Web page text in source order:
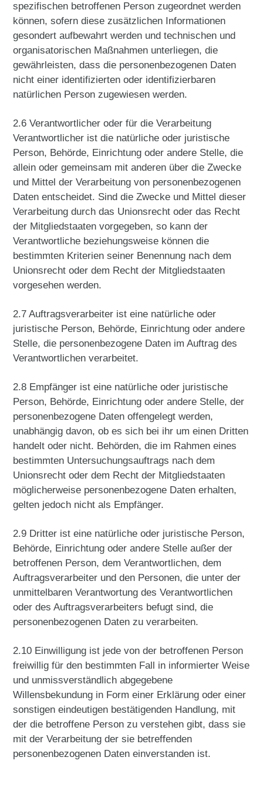
spezifischen betroffenen Person zugeordnet werden
können, sofern diese zusätzlichen Informationen
gesondert aufbewahrt werden und technischen und
organisatorischen Maßnahmen unterliegen, die
gewährleisten, dass die personenbezogenen Daten
nicht einer identifizierten oder identifizierbaren
natürlichen Person zugewiesen werden.
2.6 Verantwortlicher oder für die Verarbeitung
Verantwortlicher ist die natürliche oder juristische
Person, Behörde, Einrichtung oder andere Stelle, die
allein oder gemeinsam mit anderen über die Zwecke
und Mittel der Verarbeitung von personenbezogenen
Daten entscheidet. Sind die Zwecke und Mittel dieser
Verarbeitung durch das Unionsrecht oder das Recht
der Mitgliedstaaten vorgegeben, so kann der
Verantwortliche beziehungsweise können die
bestimmten Kriterien seiner Benennung nach dem
Unionsrecht oder dem Recht der Mitgliedstaaten
vorgesehen werden.
2.7 Auftragsverarbeiter ist eine natürliche oder
juristische Person, Behörde, Einrichtung oder andere
Stelle, die personenbezogene Daten im Auftrag des
Verantwortlichen verarbeitet.
2.8 Empfänger ist eine natürliche oder juristische
Person, Behörde, Einrichtung oder andere Stelle, der
personenbezogene Daten offengelegt werden,
unabhängig davon, ob es sich bei ihr um einen Dritten
handelt oder nicht. Behörden, die im Rahmen eines
bestimmten Untersuchungsauftrags nach dem
Unionsrecht oder dem Recht der Mitgliedstaaten
möglicherweise personenbezogene Daten erhalten,
gelten jedoch nicht als Empfänger.
2.9 Dritter ist eine natürliche oder juristische Person,
Behörde, Einrichtung oder andere Stelle außer der
betroffenen Person, dem Verantwortlichen, dem
Auftragsverarbeiter und den Personen, die unter der
unmittelbaren Verantwortung des Verantwortlichen
oder des Auftragsverarbeiters befugt sind, die
personenbezogenen Daten zu verarbeiten.
2.10 Einwilligung ist jede von der betroffenen Person
freiwillig für den bestimmten Fall in informierter Weise
und unmissverständlich abgegebene
Willensbekundung in Form einer Erklärung oder einer
sonstigen eindeutigen bestätigenden Handlung, mit
der die betroffene Person zu verstehen gibt, dass sie
mit der Verarbeitung der sie betreffenden
personenbezogenen Daten einverstanden ist.